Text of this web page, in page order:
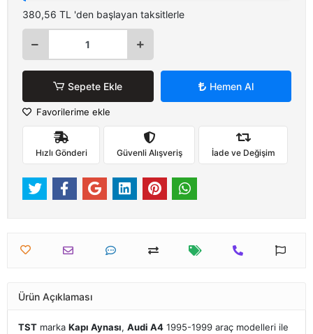
380,56 TL 'den başlayan taksitlerle
Sepete Ekle Hemen Al
Favorilerime ekle
Hızlı Gönderi Güvenli Alışveriş İade ve Değişim
Ürün Açıklaması
TST marka Kapı Aynası, Audi A4 1995-1999 araç modelleri ile